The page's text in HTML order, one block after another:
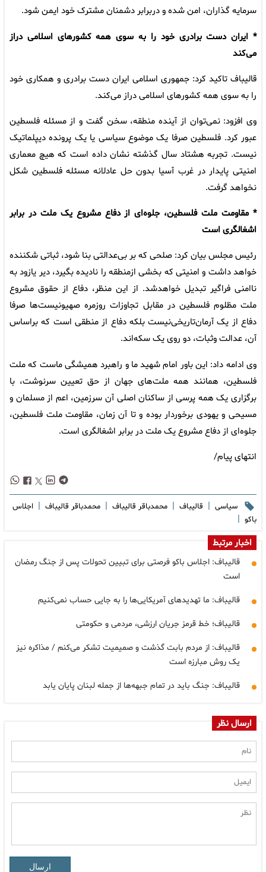
سرمایه گذاران، امن شده و دربرابر دشمنان مشترک خود ایمن شود.
* ایران دست برادری خود را به سوی همه کشورهای اسلامی دراز
می‌کند
قالیباف تاکید کرد: جمهوری اسلامی ایران دست برادری و همکاری خود
را به سوی همه کشورهای اسلامی دراز می‌کند.
وی افزود: نمی‌توان از آینده منطقه، سخن گفت و از مسئله فلسطین
عبور کرد. فلسطین صرفا یک موضوع سیاسی یا یک پرونده دیپلماتیک
نیست. تجربه هشتاد سال گذشته نشان داده است که هیچ معماری
امنیتی پایدار در غرب آسیا بدون حل عادلانه مسئله فلسطین شکل
نخواهد گرفت.
* مقاومت ملت فلسطین، جلوه‌ای از دفاع مشروع یک ملت در برابر
اشغالگری است
رئیس مجلس بیان کرد: صلحی که بر بی‌عدالتی بنا شود، ثباتی شکننده
خواهد داشت و امنیتی که بخشی ازمنطقه ‌را نادیده بگیرد، دیر یازود به
ناامنی فراگیر تبدیل خواهدشد. از این منظر، دفاع از حقوق مشروع
ملت مظلوم فلسطین در مقابل تجاوزات روزمره صهیونیست‌ها صرفا
دفاع ‌از یک آرمان‌تاریخی‌نیست بلکه‌ دفاع از منطقی است که براساس
آن، عدالت وثبات، دو روی یک سکه‌اند.
وی ادامه داد: این باور امام شهید ما و راهبرد همیشگی ماست که ملت
فلسطین، همانند همه ملت‌های جهان از حق تعیین سرنوشت، با
برگزاری یک همه پرسی از ساکنان اصلی آن سرزمین، اعم از مسلمان و
مسیحی و یهودی برخوردار بوده و تا آن زمان، مقاومت ملت فلسطین،
جلوه‌ای از دفاع مشروع یک ملت در برابر اشغالگری است.
انتهای پیام/
سیاسی | قالیباف | محمدباقر قالیباف | محمدباقر قاليباف | اجلاس
باکو |
اخبار مرتبط
قالیباف: اجلاس باکو فرصتی برای تبیین تحولات پس از جنگ رمضان
است
قالیباف: ما تهدیدهای آمریکایی‌ها را به جایی حساب نمی‌کنیم
قالیباف؛ خط قرمز جریان ارزشی، مردمی و حکومتی
قالیباف: از مردم بابت گذشت و صمیمیت تشکر می‌کنم / مذاکره نیز
یک روش مبارزه است
قالیباف: جنگ باید در تمام جبهه‌ها از جمله لبنان پایان یابد
ارسال نظر
ارسال